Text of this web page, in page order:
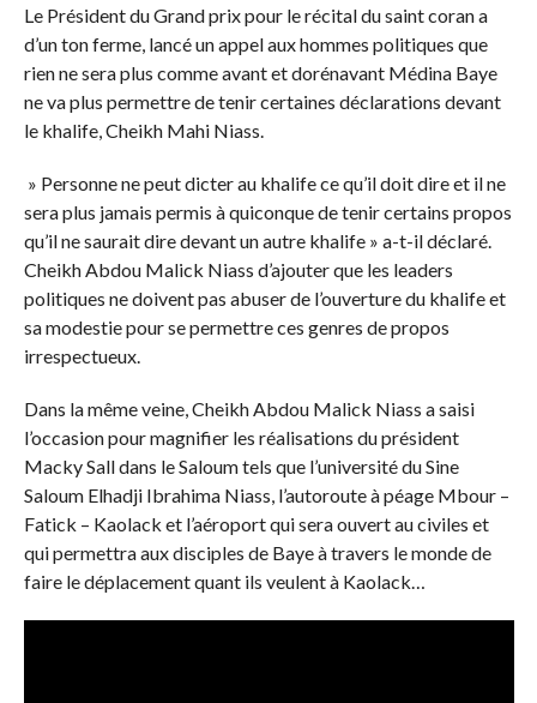
Le Président du Grand prix pour le récital du saint coran a
d’un ton ferme, lancé un appel aux hommes politiques que
rien ne sera plus comme avant et dorénavant Médina Baye
ne va plus permettre de tenir certaines déclarations devant
le khalife, Cheikh Mahi Niass.
» Personne ne peut dicter au khalife ce qu’il doit dire et il ne
sera plus jamais permis à quiconque de tenir certains propos
qu’il ne saurait dire devant un autre khalife » a-t-il déclaré.
Cheikh Abdou Malick Niass d’ajouter que les leaders
politiques ne doivent pas abuser de l’ouverture du khalife et
sa modestie pour se permettre ces genres de propos
irrespectueux.
Dans la même veine, Cheikh Abdou Malick Niass a saisi
l’occasion pour magnifier les réalisations du président
Macky Sall dans le Saloum tels que l’université du Sine
Saloum Elhadji Ibrahima Niass, l’autoroute à péage Mbour –
Fatick – Kaolack et l’aéroport qui sera ouvert au civiles et
qui permettra aux disciples de Baye à travers le monde de
faire le déplacement quant ils veulent à Kaolack…